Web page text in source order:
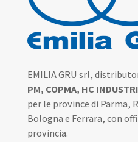
EMILIA GRU srl,
PM, COPMA, HC
per le province di Parma,
Bologna e Ferrara, con
provincia.